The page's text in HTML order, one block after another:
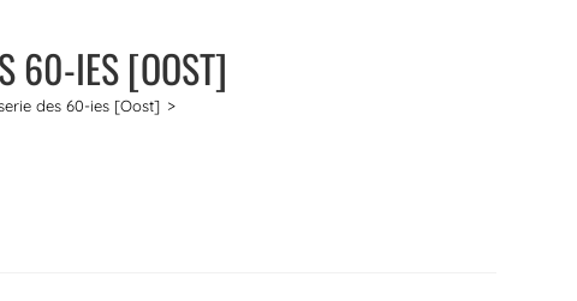
60-IES [OOST]
des 60-ies [Oost] >